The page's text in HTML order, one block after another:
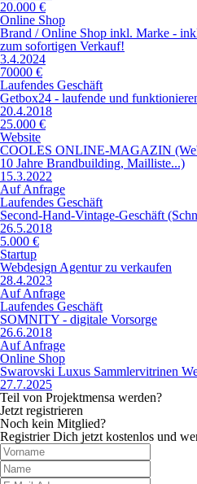
20.000 €
Online Shop
Brand / Online Shop inkl. Marke -
zum sofortigen Verkauf!
3.4.2024
70000 €
Laufendes Geschäft
Getbox24 - laufende und
20.4.2018
25.000 €
Website
COOLES ONLINE-MAGAZIN
10 Jahre Brandbuilding, Mailliste...)
15.3.2022
Auf Anfrage
Laufendes Geschäft
Second-Hand-Vintage-Geschäft
26.5.2018
5.000 €
Startup
Webdesign Agentur zu verkaufen
28.4.2023
Auf Anfrage
Laufendes Geschäft
SOMNITY - digitale Vorsorge
26.6.2018
Auf Anfrage
Online Shop
Swarovski Luxus Sammlervitrinen
27.7.2025
Teil von Projektmensa werden?
Jetzt registrieren
Noch kein Mitglied?
Registrier Dich jetzt kostenlos und